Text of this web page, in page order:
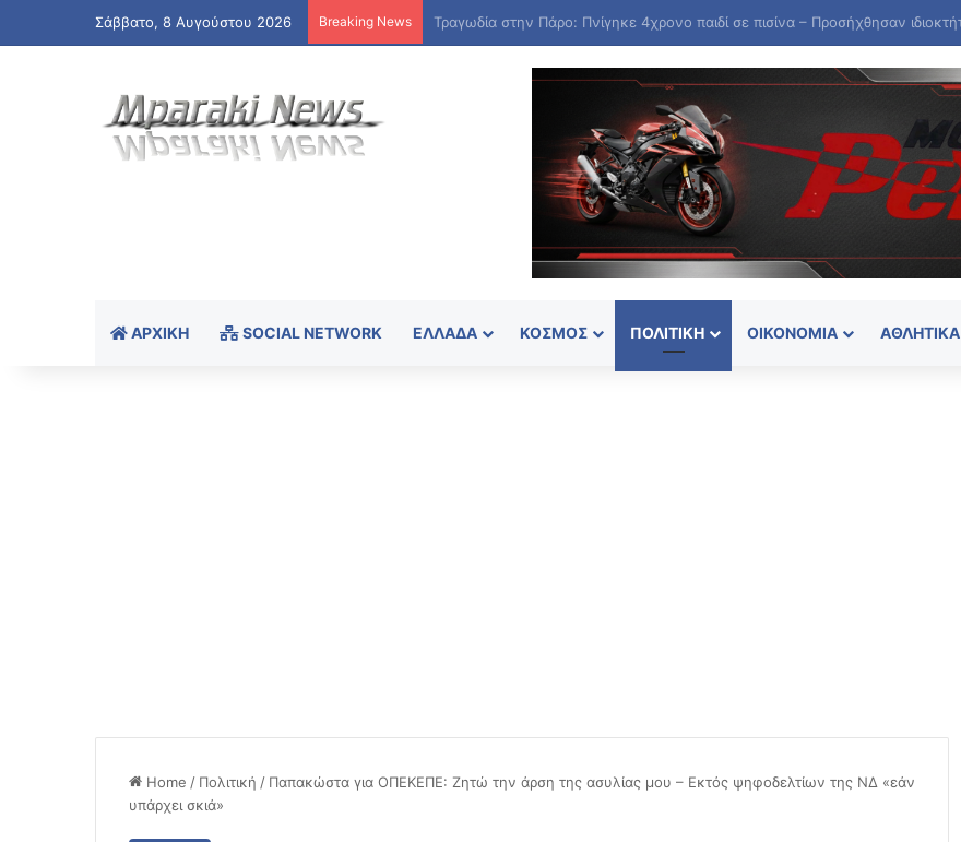
Σάββατο, 8 Αυγούστου 2026 Breaking News
ΑΡΧΙΚΉ SOCIAL NETWORK ΕΛΛΆΔΑ ΚΌΣΜΟΣ ΠΟΛΙΤΙΚΉ ΟΙΚΟΝΟΜΊΑ ΑΘΛΗΤΙΚΆ
Home / Πολιτική / Παπακώστα για ΟΠΕΚΕΠΕ: Ζητώ την άρση της ασυλίας μου – Εκτός ψηφοδελτίων της ΝΔ «εάν
υπάρχει σκιά»